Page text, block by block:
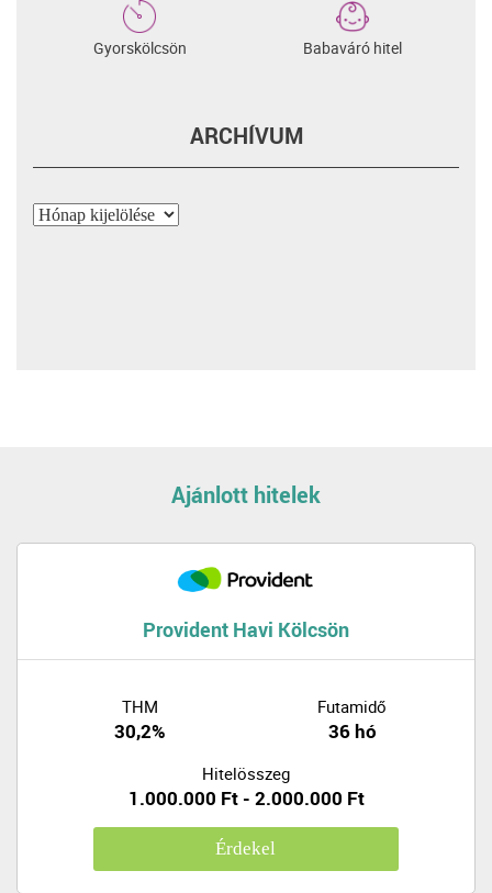
Gyorskölcsön Babaváró hitel
ARCHÍVUM
Archívum
Ajánlott hitelek
Provident Havi Kölcsön
THM
30,2%
Futamidő
36 hó
Hitelösszeg
1.000.000 Ft - 2.000.000 Ft
Érdekel